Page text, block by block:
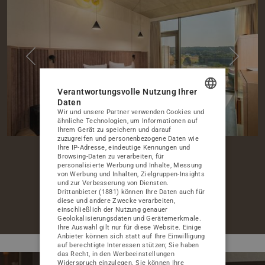
ZIMMER
RESTAURANTE
SPA UND WELLNESS
GESCHÄFT
ATTRAKTIONEN
BILDERGALERIE
KONTAKT
PAKETE ZUM BESTEN PREIS
SONDERANGEBOTE
HOCHZEITEN UND FAMILIENFEIERN
HOCHZEITEN UND EMPFÄNGE
83 m2 max 2 os.
BESCHREIBUNG BILDERGALERIE
von 1620 zł RESERVIERUNG
POLISH
CZECH
Verantwortungsvolle Nutzung Ihrer
Daten
Wir und unsere Partner verwenden Cookies und
ähnliche Technologien, um Informationen auf
Ihrem Gerät zu speichern und darauf
zuzugreifen und personenbezogene Daten wie
Ihre IP-Adresse, eindeutige Kennungen und
Browsing-Daten zu verarbeiten, für
personalisierte Werbung und Inhalte, Messung
von Werbung und Inhalten, Zielgruppen-Insights
und zur Verbesserung von Diensten.
Drittanbieter (1881) können Ihre Daten auch für
diese und andere Zwecke verarbeiten,
einschließlich der Nutzung genauer
Geolokalisierungsdaten und Gerätemerkmale.
Ihre Auswahl gilt nur für diese Website. Einige
Anbieter können sich statt auf Ihre Einwilligung
auf berechtigte Interessen stützen; Sie haben
das Recht, in den Werbeeinstellungen
Widerspruch einzulegen. Sie können Ihre